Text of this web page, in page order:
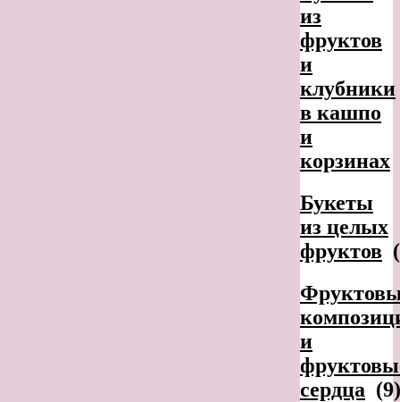
из
фруктов
и
клубники
в кашпо
и
корзинах
Букеты
из целых
фруктов
и
сердца (9)